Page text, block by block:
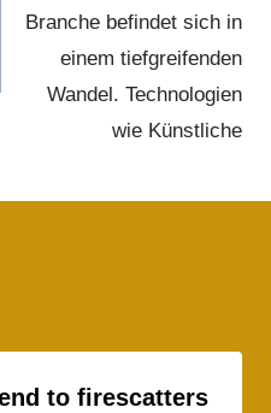
Branche befindet sich in
einem tiefgreifenden
Wandel. Technologien
wie Künstliche
to firescatters